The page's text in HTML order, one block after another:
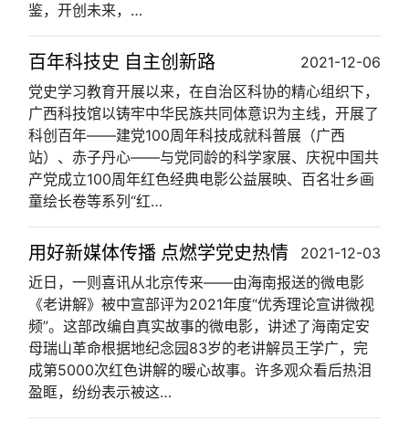
鉴，开创未来，…
百年科技史 自主创新路
2021-12-06
党史学习教育开展以来，在自治区科协的精心组织下，
广西科技馆以铸牢中华民族共同体意识为主线，开展了
科创百年——建党100周年科技成就科普展（广西
站）、赤子丹心——与党同龄的科学家展、庆祝中国共
产党成立100周年红色经典电影公益展映、百名壮乡画
童绘长卷等系列“红…
用好新媒体传播 点燃学党史热情
2021-12-03
近日，一则喜讯从北京传来——由海南报送的微电影
《老讲解》被中宣部评为2021年度“优秀理论宣讲微视
频”。这部改编自真实故事的微电影，讲述了海南定安
母瑞山革命根据地纪念园83岁的老讲解员王学广，完
成第5000次红色讲解的暖心故事。许多观众看后热泪
盈眶，纷纷表示被这…